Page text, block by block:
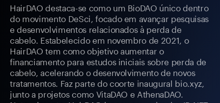
HairDAO destaca-se como um BioDAO único dentro
do movimento DeSci, focado em avançar pesquisas
e desenvolvimentos relacionados à perda de
cabelo. Estabelecido em novembro de 2021, o
HairDAO tem como objetivo aumentar o
financiamento para estudos iniciais sobre perda de
cabelo, acelerando o desenvolvimento de novos
tratamentos. Faz parte do coorte inaugural bio.xyz,
junto a projetos como VitaDAO e AthenaDAO.